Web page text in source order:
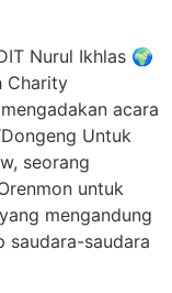
Nurul Ikhlas 🌍
Charity
acara
Untuk
seorang
untuk
mengandung
saudara-saudara